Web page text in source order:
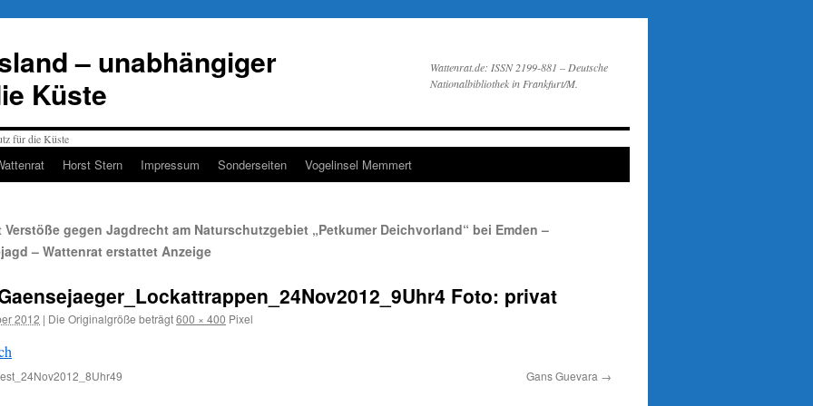
– unabhängiger
Küste
Wattenrat.de: ISSN 2199-881 – Deutsche
Nationalbibliothek in Frankfurt/M.
Horst Stern Impressum Sonderseiten Vogelinsel Memmert
gegen Jagdrecht am Naturschutzgebiet „Petkumer Deichvorland“ bei Emden –
– Wattenrat erstattet Anzeige
Foto: privat
2012 | Die Originalgröße beträgt600 × 400 Pixel
Gans Guevara